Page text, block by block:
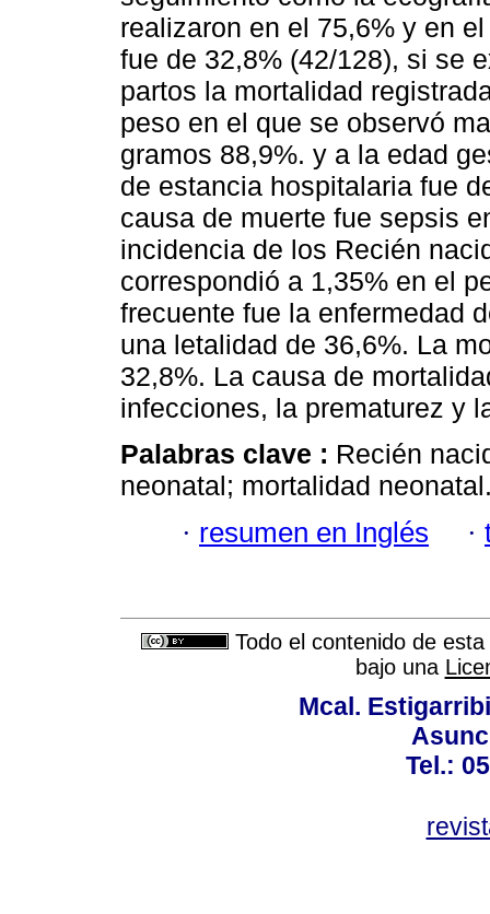
realizaron en el 75,6% y en
fue de 32,8% (42/128), si se
partos la mortalidad
peso en el que se observó
gramos 88,9%. y a la edad
de estancia hospitalaria fue
causa de muerte fue sepsis
incidencia de los Recién
correspondió a 1,35% en el
frecuente fue la enfermedad
una letalidad de 36,6%. La
32,8%. La causa de
infecciones, la prematurez y
Palabras clave : Recién
neonatal; mortalidad
· resumen en Inglés ·
Todo el contenido de
bajo una
Mcal.
Tel.: